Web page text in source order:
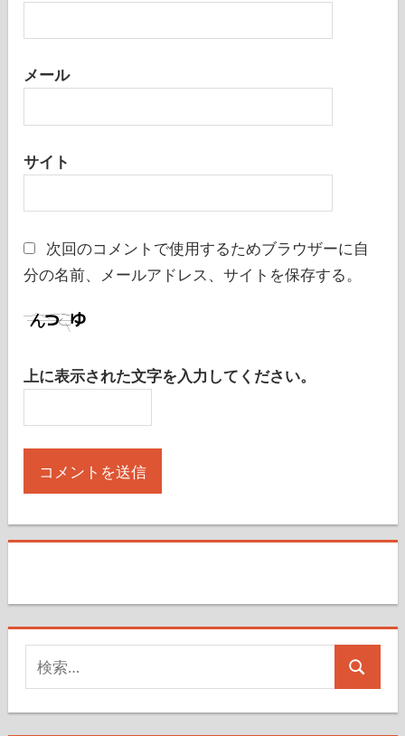
メール
サイト
次回のコメントで使用するためブラウザーに自
分の名前、メールアドレス、サイトを保存する。
上に表示された文字を入力してください。
索
対
検